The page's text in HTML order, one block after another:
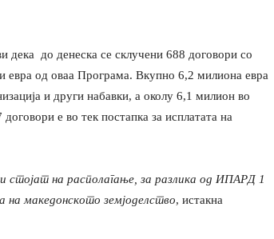
дека до денеска се склучени 688 договори со
евра од оваа Програма. Вкупно 6,2 милиона евра
и други набавки, а околу 6,1 милион во
е во тек постапка за исплатата на
стојат на располагање, за разлика од ИПАРД 1
на македонското земјоделство, истакна